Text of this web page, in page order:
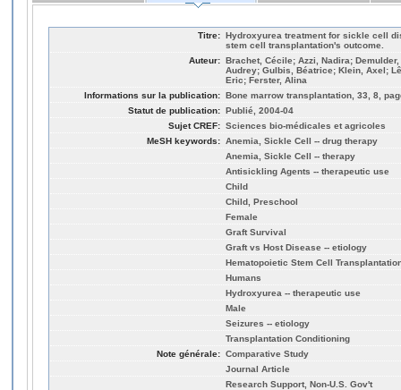
Titre: Hydroxyurea treatment for sickle cell
stem cell transplantation's outcome.
Auteur: Brachet, Cécile; Azzi, Nadira;
Audrey; Gulbis, Béatrice; Klein, Axel;
Eric; Ferster, Alina
Informations sur la publication: Bone marrow transplantation, 33, 8,
Statut de publication: Publié, 2004-04
Sujet CREF: Sciences bio-médicales et agricoles
MeSH keywords: Anemia, Sickle Cell -- drug therapy
Anemia, Sickle Cell -- therapy
Antisickling Agents -- therapeutic use
Child
Child, Preschool
Female
Graft Survival
Graft vs Host Disease -- etiology
Hematopoietic Stem Cell
Humans
Hydroxyurea -- therapeutic use
Male
Seizures -- etiology
Transplantation Conditioning
Note générale: Comparative Study
Journal Article
Research Support, Non-U.S. Gov't